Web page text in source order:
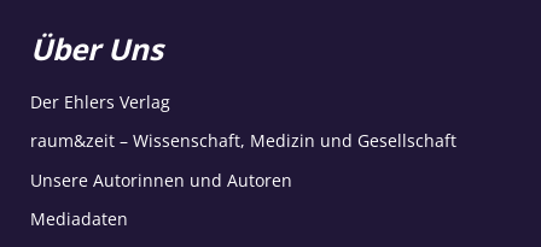
Über Uns
Der Ehlers Verlag
raum&zeit – Wissenschaft, Medizin und Gesellschaft
Unsere Autorinnen und Autoren
Mediadaten